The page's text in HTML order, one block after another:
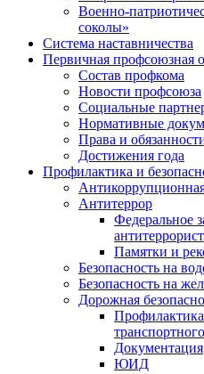
Военно-
соколы»
Система наставничества
Первичная профсоюзная
Состав профкома
Новости профсоюза
Социальные
Нормативные
Права и
Достижения года
Профилактика и
Антитеррор
Федеральное
Памятки и
Безопасность на
Безопасность на
Дорожная
Документация
ЮИД